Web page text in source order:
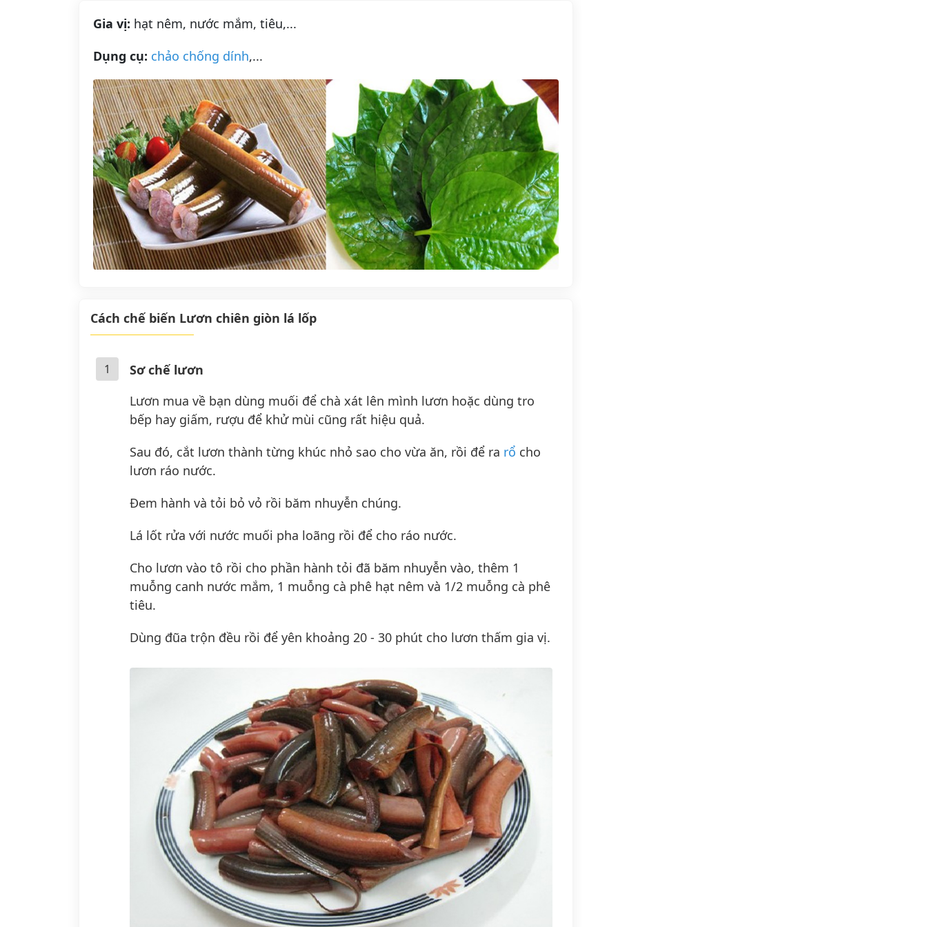
Gia vị: hạt nêm, nước mắm, tiêu,...
Dụng cụ: chảo chống dính,...
Cách chế biến Lươn chiên giòn lá lốp
1
Sơ chế lươn
Lươn mua về bạn dùng muối để chà xát lên mình lươn hoặc dùng tro
bếp hay giấm, rượu để khử mùi cũng rất hiệu quả.
Sau đó, cắt lươn thành từng khúc nhỏ sao cho vừa ăn, rồi để ra rổ cho
lươn ráo nước.
Đem hành và tỏi bỏ vỏ rồi băm nhuyễn chúng.
Lá lốt rửa với nước muối pha loãng rồi để cho ráo nước.
Cho lươn vào tô rồi cho phần hành tỏi đã băm nhuyễn vào, thêm 1
muỗng canh nước mắm, 1 muỗng cà phê hạt nêm và 1/2 muỗng cà phê
tiêu.
Dùng đũa trộn đều rồi để yên khoảng 20 - 30 phút cho lươn thấm gia vị.